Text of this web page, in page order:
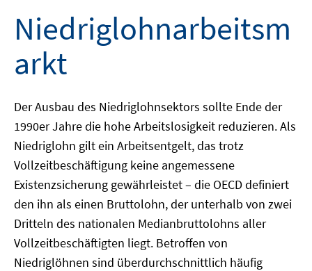
Niedriglohnarbeitsm
arkt
Der Ausbau des Niedriglohnsektors sollte Ende der
1990er Jahre die hohe Arbeitslosigkeit reduzieren. Als
Niedriglohn gilt ein Arbeitsentgelt, das trotz
Vollzeitbeschäftigung keine angemessene
Existenzsicherung gewährleistet – die OECD definiert
den ihn als einen Bruttolohn, der unterhalb von zwei
Dritteln des nationalen Medianbruttolohns aller
Vollzeitbeschäftigten liegt. Betroffen von
Niedriglöhnen sind überdurchschnittlich häufig